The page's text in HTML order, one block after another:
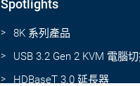
Spotlights
8K 系列產品
USB 3.2 Gen 2 KVM 電腦
HDBaseT 3.0 延長器